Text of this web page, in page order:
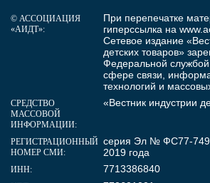
© АССОЦИАЦИЯ
«АИДТ»:
При перепечатке
гиперссылка на
Сетевое издание
детских товаров»
Федеральной
сфере связи,
технологий и
СРЕДСТВО
МАССОВОЙ
ИНФОРМАЦИИ:
«Вестник индустрии
РЕГИСТРАЦИОННЫЙ
НОМЕР СМИ:
серия Эл № ФС77-
2019 года
ИНН: 7713386840